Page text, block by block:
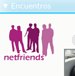
▼ Encuentros